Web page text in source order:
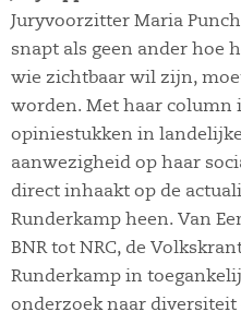
Juryvoorzitter Maria
snapt als geen ander hoe
wie zichtbaar wil zijn,
worden. Met haar column
opiniestukken in
aanwezigheid op haar
direct inhaakt op de
Runderkamp heen. Van
BNR tot NRC, de
Runderkamp in
onderzoek naar